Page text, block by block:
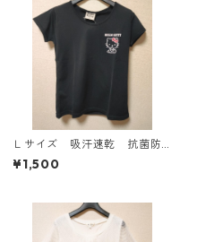
Ｌサイズ 吸汗速乾 抗菌防
臭・消臭 ハローキティ ド
ライメッシュＴシャツ ブラ
¥1,500